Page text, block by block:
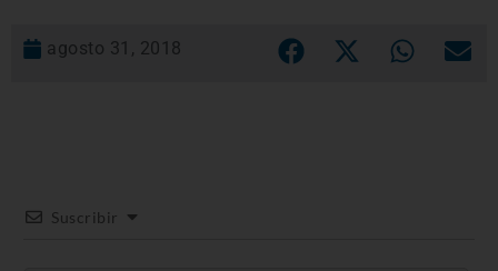
agosto 31, 2018
Suscribir